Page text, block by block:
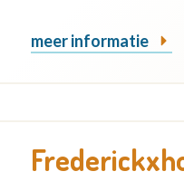
meer informatie